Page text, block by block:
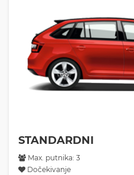
STANDARDNI
Max. putnika: 3
Dočekivanje